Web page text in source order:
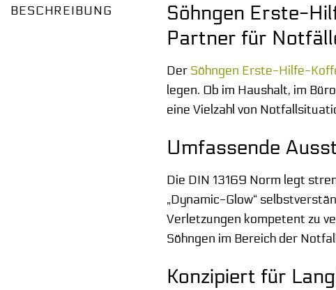
BESCHREIBUNG
Söhngen Erste-
Partner für
Der Söhngen Erste-Hilfe-
legen. Ob im Haushalt, im
eine Vielzahl von
Umfassende
Die DIN 13169 Norm legt
„Dynamic-Glow“
Verletzungen kompetent zu
Söhngen im Bereich der
Konzipiert für